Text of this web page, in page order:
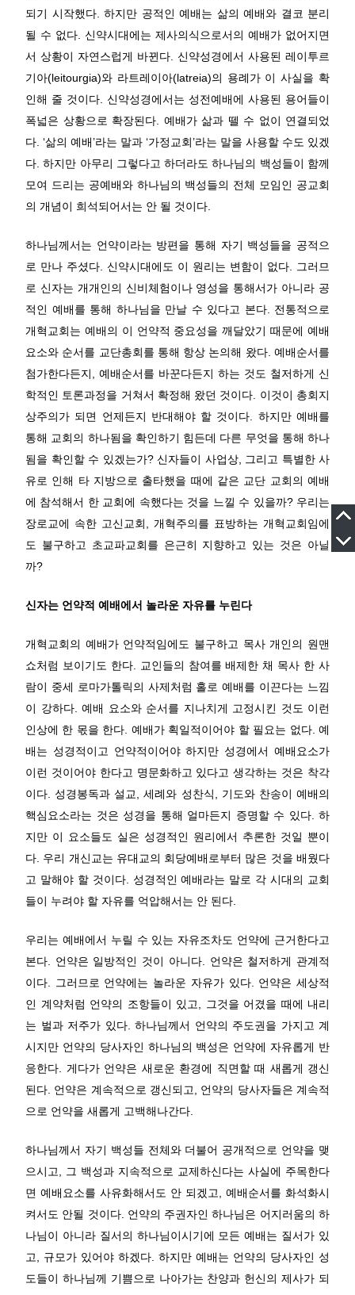
되기 시작했다. 하지만 공적인 예배는 삶의 예배와 결코 분리
될 수 없다. 신약시대에는 제사의식으로서의 예배가 없어지면
서 상황이 자연스럽게 바뀐다. 신약성경에서 사용된 레이투르
기아(leitourgia)와 라트레이아(latreia)의 용례가 이 사실을 확
인해 줄 것이다. 신약성경에서는 성전예배에 사용된 용어들이
폭넓은 상황으로 확장된다. 예배가 삶과 뗄 수 없이 연결되었
다. ‘삶의 예배’라는 말과 ‘가정교회’라는 말을 사용할 수도 있겠
다. 하지만 아무리 그렇다고 하더라도 하나님의 백성들이 함께
모여 드리는 공예배와 하나님의 백성들의 전체 모임인 공교회
의 개념이 희석되어서는 안 될 것이다.
하나님께서는 언약이라는 방편을 통해 자기 백성들을 공적으
로 만나 주셨다. 신약시대에도 이 원리는 변함이 없다. 그러므
로 신자는 개개인의 신비체험이나 영성을 통해서가 아니라 공
적인 예배를 통해 하나님을 만날 수 있다고 본다. 전통적으로
개혁교회는 예배의 이 언약적 중요성을 깨달았기 때문에 예배
요소와 순서를 교단총회를 통해 항상 논의해 왔다. 예배순서를
첨가한다든지, 예배순서를 바꾼다든지 하는 것도 철저하게 신
학적인 토론과정을 거쳐서 확정해 왔던 것이다. 이것이 총회지
상주의가 되면 언제든지 반대해야 할 것이다. 하지만 예배를
통해 교회의 하나됨을 확인하기 힘든데 다른 무엇을 통해 하나
됨을 확인할 수 있겠는가? 신자들이 사업상, 그리고 특별한 사
유로 인해 타 지방으로 출타했을 때에 같은 교단 교회의 예배
에 참석해서 한 교회에 속했다는 것을 느낄 수 있을까? 우리는
장로교에 속한 고신교회, 개혁주의를 표방하는 개혁교회임에
도 불구하고 초교파교회를 은근히 지향하고 있는 것은 아닐
까?
신자는 언약적 예배에서 놀라운 자유를 누린다
개혁교회의 예배가 언약적임에도 불구하고 목사 개인의 원맨
쇼처럼 보이기도 한다. 교인들의 참여를 배제한 채 목사 한 사
람이 중세 로마가톨릭의 사제처럼 홀로 예배를 이끈다는 느낌
이 강하다. 예배 요소와 순서를 지나치게 고정시킨 것도 이런
인상에 한 몫을 한다. 예배가 획일적이어야 할 필요는 없다. 예
배는 성경적이고 언약적이어야 하지만 성경에서 예배요소가
이런 것이어야 한다고 명문화하고 있다고 생각하는 것은 착각
이다. 성경봉독과 설교, 세례와 성찬식, 기도와 찬송이 예배의
핵심요소라는 것은 성경을 통해 얼마든지 증명할 수 있다. 하
지만 이 요소들도 실은 성경적인 원리에서 추론한 것일 뿐이
다. 우리 개신교는 유대교의 회당예배로부터 많은 것을 배웠다
고 말해야 할 것이다. 성경적인 예배라는 말로 각 시대의 교회
들이 누려야 할 자유를 억압해서는 안 된다.
우리는 예배에서 누릴 수 있는 자유조차도 언약에 근거한다고
본다. 언약은 일방적인 것이 아니다. 언약은 철저하게 관계적
이다. 그러므로 언약에는 놀라운 자유가 있다. 언약은 세상적
인 계약처럼 언약의 조항들이 있고, 그것을 어겼을 때에 내리
는 벌과 저주가 있다. 하나님께서 언약의 주도권을 가지고 계
시지만 언약의 당사자인 하나님의 백성은 언약에 자유롭게 반
응한다. 게다가 언약은 새로운 환경에 직면할 때 새롭게 갱신
된다. 언약은 계속적으로 갱신되고, 언약의 당사자들은 계속적
으로 언약을 새롭게 고백해나간다.
하나님께서 자기 백성들 전체와 더불어 공개적으로 언약을 맺
으시고, 그 백성과 지속적으로 교제하신다는 사실에 주목한다
면 예배요소를 사유화해서도 안 되겠고, 예배순서를 화석화시
켜서도 안될 것이다. 언약의 주권자인 하나님은 어지러움의 하
나님이 아니라 질서의 하나님이시기에 모든 예배는 질서가 있
고, 규모가 있어야 하겠다. 하지만 예배는 언약의 당사자인 성
도들이 하나님께 기쁨으로 나아가는 찬양과 헌신의 제사가 되